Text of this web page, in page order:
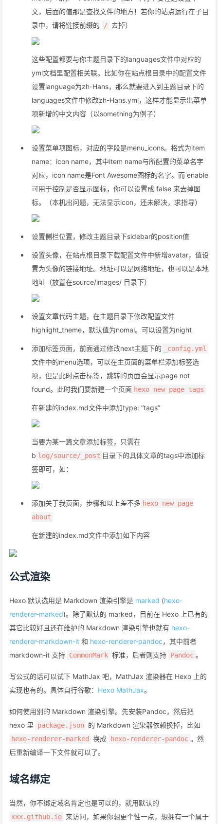
文，后面的值那是查找文件的地方！若你的站点运行在子目
录中，请将链接前缀的
/ 去掉）
这些配置都要与你主题目录下的languages文件中对应的
yml文档里配置相关联。比如你在站点根目录中的配置文件
设置language为zh-Hans，那么就要进入到主题目录下的
languages文件中修改zh-Hans.yml，这样才能显示出菜单
项新增的中文内容（以something为例子）
设置菜单项图标，对应的字段是menu_icons。格式为item
name：icon name，其中item name与所配置的菜单名字
对应，icon name是Font Awesome图标的名字。而 enable
可用于控制是否显示图标，你可以设置成 false 来去掉图
标。（本机出问题，无法显示icon，还未解决，求指导）
设置侧栏位置，修改主题目录下sidebar的position值
设置头像，在站点根目录下载配置文件中新增avatar，值设
置为头像的链接地址。地址可以是网络地址，也可以是本地
地址（放置在source/images/ 目录下）
设置文章代码主题，在主题目录下修改配置文件
highlight_theme，默认值为nomal。可以设置为night
添加标签页面，前面通过修改next主题下的 _config.yml
文件中的menu选项，可以在主页面的菜单栏添加标签选
项，但是此时点击标签，跳转的页面会显示page not
found。此时我们要新建一个页面 hexo new page tags
在新建的index.md文件中添加type: “tags”
当要为某一篇文章添加标签，只需在
b log/source/_post 目录下的具体文章的tags中添加标
签即可，如：
添加关于我页面，步骤和以上差不多 hexo new page
about
在新建的index.md文件中添加如下内容
公式渲染
Hexo 默认选用是 Markdown 渲染引擎是 marked (hexo-
renderer-marked)。除了默认的 marked，目前在 Hexo 上已有的
其它比较好且还在维护的 Markdown 渲染引擎也就有 hexo-
renderer-markdown-it 和 hexo-renderer-pandoc，其中前者
markdown-it 支持 CommonMark 标准，后者则支持 Pandoc 。
写公式的话可以试下 MathJax 吧，MathJax 渲染器在 Hexo 上的
实现也有的。具体自行谷歌： Hexo MathJax。
如何使用别的 Markdown 渲染引擎。先安装Pandoc，然后把
hexo 里
package.json 的 Markdown 渲染器依赖换掉，比如
hexo-renderer-marked 换成 hexo-renderer-pandoc 。然
后重新编译一下文件就可以了。
域名绑定
当然，你不绑定域名肯定也是可以的，就用默认的
xxx.github.io 来访问，如果你想更个性一点，想拥有一个属于